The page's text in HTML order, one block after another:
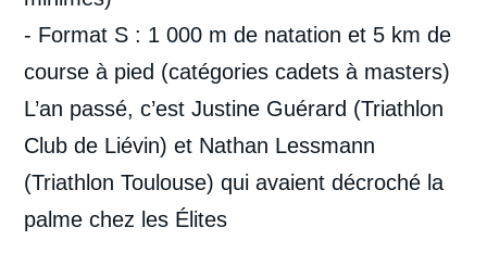
- Format S : 1 000 m de natation et 5 km de
course à pied (catégories cadets à masters)
L’an passé, c’est Justine Guérard (Triathlon
Club de Liévin) et Nathan Lessmann
(Triathlon Toulouse) qui avaient décroché la
palme chez les Élites